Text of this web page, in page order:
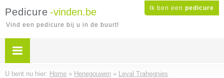
Ik ben een pedicure
Pedicure -vinden.be
Vind een pedicure bij u in de buurt!
U bent nu hier: Home » Henegouwen » Leval Trahegnies